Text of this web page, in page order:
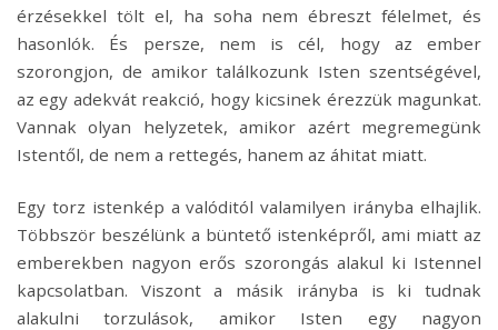
érzésekkel tölt el, ha soha nem ébreszt félelmet, és
hasonlók. És persze, nem is cél, hogy az ember
szorongjon, de amikor találkozunk Isten szentségével,
az egy adekvát reakció, hogy kicsinek érezzük magunkat.
Vannak olyan helyzetek, amikor azért megremegünk
Istentől, de nem a rettegés, hanem az áhitat miatt.
Egy torz istenkép a valóditól valamilyen irányba elhajlik.
Többször beszélünk a büntető istenképről, ami miatt az
emberekben nagyon erős szorongás alakul ki Istennel
kapcsolatban. Viszont a másik irányba is ki tudnak
alakulni torzulások, amikor Isten egy nagyon